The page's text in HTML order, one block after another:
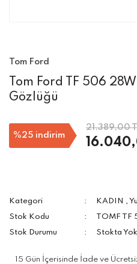
Tom Ford
Tom Ford TF 506
Gözlüğü
%25 indirim
21.389,00
Kategori KADIN ,
Stok Kodu
TOMF TF
Stok Durumu
Stokta Yok
15 Gün İçerisinde İade ve